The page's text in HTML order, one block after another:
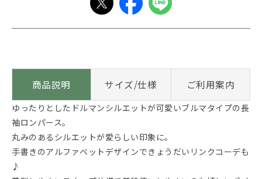
商品説明 サイズ/仕様 ご利用案内
ゆったりとしたドルマンシルエットが可愛いブルマタイプの長
袖ロンパース。
丸みのあるシルエットが愛らしい印象に。
手書きのアルファベットデザインできょうだいリンクコーデも
♪